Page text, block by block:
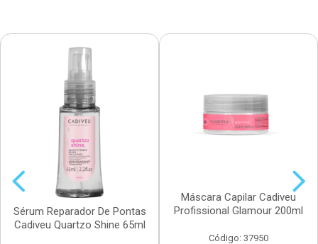
Sérum Reparador De Pontas
Cadiveu Quartzo Shine 65ml
Máscara Capilar Cadiveu
Profissional Glamour 200ml
Código: 37950